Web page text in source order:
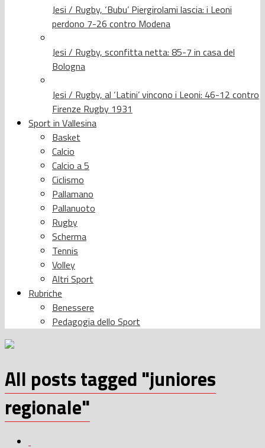
Jesi / Rugby, ‘Bubu’ Piergirolami lascia: i Leoni
perdono 7-26 contro Modena
Jesi / Rugby, sconfitta netta: 85-7 in casa del
Bologna
Jesi / Rugby, al ‘Latini’ vincono i Leoni: 46-12 contro
Firenze Rugby 1931
Sport in Vallesina
Basket
Calcio
Calcio a 5
Ciclismo
Pallamano
Pallanuoto
Rugby
Scherma
Tennis
Volley
Altri Sport
Rubriche
Benessere
Pedagogia dello Sport
All posts tagged "juniores
regionale"